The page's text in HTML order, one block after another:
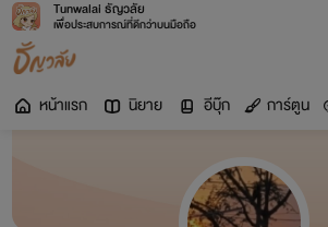
Tunwalai ธัญวลัย
เพื่อประสบการณ์ที่ดีกว่าบนมือถือ
หน้าแรก นิยาย อีบุ๊ก การ์ตูน